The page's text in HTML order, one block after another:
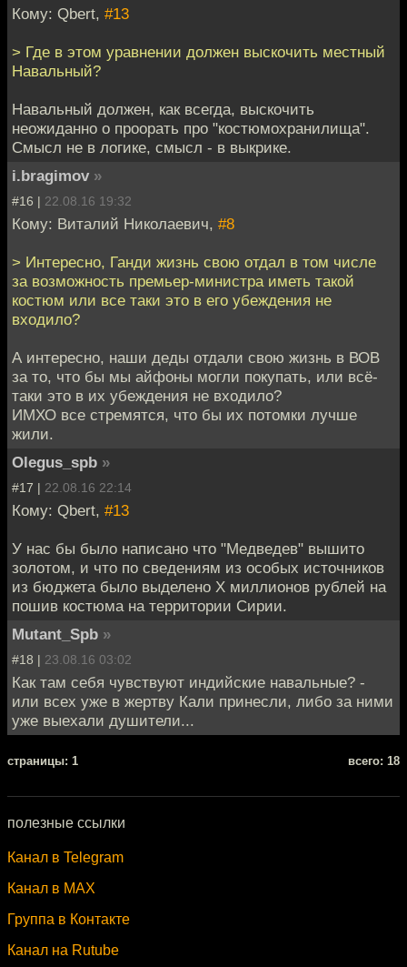
Кому: Qbert, #13
> Где в этом уравнении должен выскочить местный
Навальный?
Навальный должен, как всегда, выскочить
неожиданно о проорать про "костюмохранилища".
Смысл не в логике, смысл - в выкрике.
i.bragimov »
#16 | 22.08.16 19:32
Кому: Виталий Николаевич, #8
> Интересно, Ганди жизнь свою отдал в том числе
за возможность премьер-министра иметь такой
костюм или все таки это в его убеждения не
входило?
А интересно, наши деды отдали свою жизнь в ВОВ
за то, что бы мы айфоны могли покупать, или всё-
таки это в их убеждения не входило?
ИМХО все стремятся, что бы их потомки лучше
жили.
Olegus_spb »
#17 | 22.08.16 22:14
Кому: Qbert, #13
У нас бы было написано что "Медведев" вышито
золотом, и что по сведениям из особых источников
из бюджета было выделено Х миллионов рублей на
пошив костюма на территории Сирии.
Mutant_Spb »
#18 | 23.08.16 03:02
Как там себя чувствуют индийские навальные? -
или всех уже в жертву Кали принесли, либо за ними
уже выехали душители...
cтраницы: 1 всего: 18
полезные ссылки
Канал в Telegram
Канал в MAX
Группа в Контакте
Канал на Rutube